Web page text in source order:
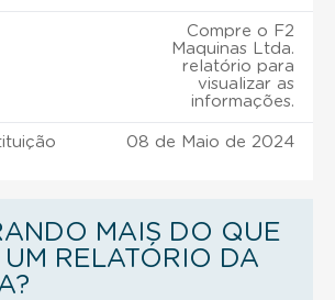
Compre o F2
Maquinas Ltda.
relatório para
visualizar as
informações.
08 de Maio de 2024
MAIS DO QUE
RELATÓRIO DA